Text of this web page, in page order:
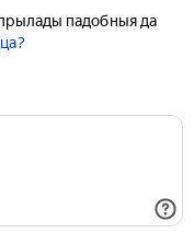
падобныя да